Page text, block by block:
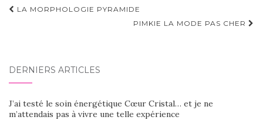
Navigation
LA MORPHOLOGIE PYRAMIDE
PIMKIE LA MODE PAS CHER
DERNIERS ARTICLES
J’ai testé le soin énergétique Cœur Cristal… et je ne
m’attendais pas à vivre une telle expérience